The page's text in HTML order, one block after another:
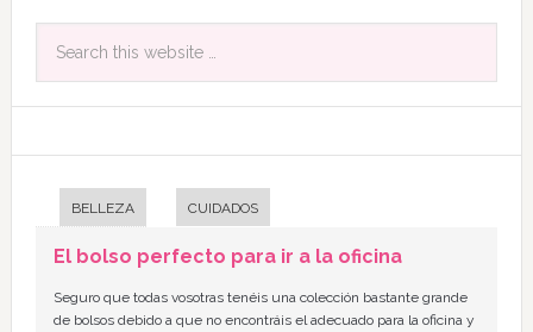
BELLEZA CUIDADOS
El bolso perfecto para ir a la oficina
Seguro que todas vosotras tenéis una colección bastante grande
de bolsos debido a que no encontráis el adecuado para la oficina y